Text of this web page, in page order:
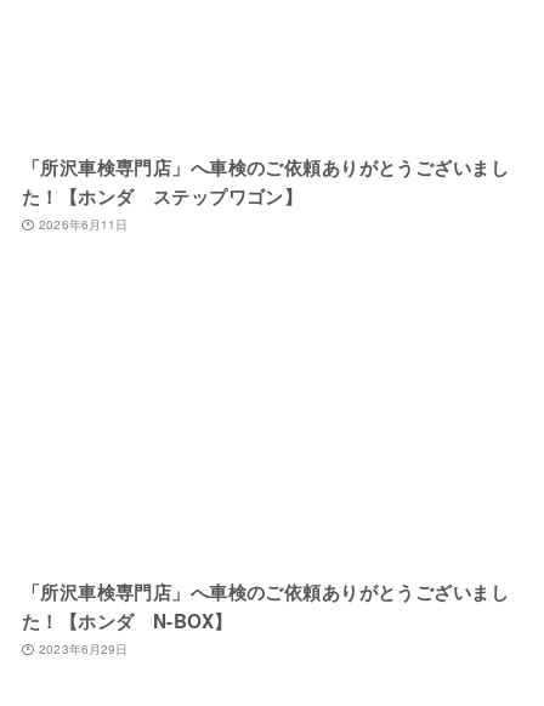
「所沢車検専門店」へ車検のご依頼ありがとうございまし
た！【ホンダ ステップワゴン】
2026年6月11日
「所沢車検専門店」へ車検のご依頼ありがとうございまし
た！【ホンダ N-BOX】
2023年6月29日